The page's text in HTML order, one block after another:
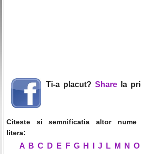
Ti-a placut? Share la
Citeste si semnificatia altor nume
litera:
A B C D E F G H J L M N O